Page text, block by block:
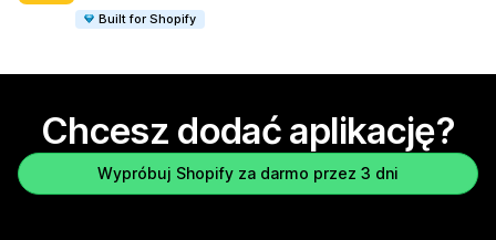
Built for Shopify
Chcesz dodać aplikację?
Wypróbuj Shopify za darmo przez 3 dni